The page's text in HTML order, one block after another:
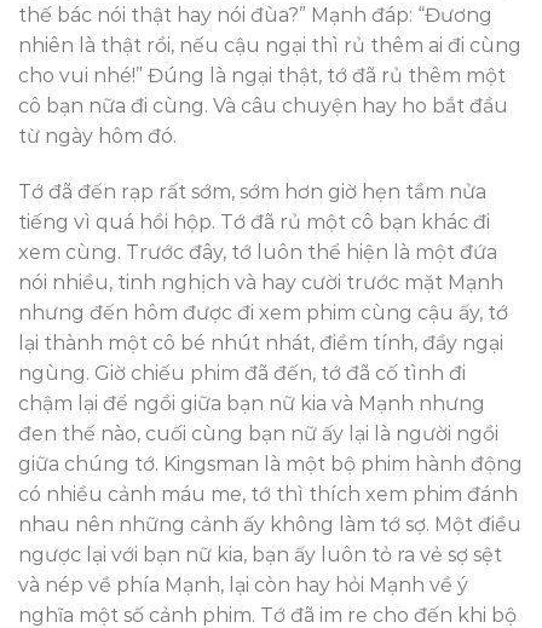
thế bác nói thật hay nói đùa?” Mạnh đáp: “Đương
nhiên là thật rồi, nếu cậu ngại thì rủ thêm ai đi cùng
cho vui nhé!” Đúng là ngại thật, tớ đã rủ thêm một
cô bạn nữa đi cùng. Và câu chuyện hay ho bắt đầu
từ ngày hôm đó.
Tớ đã đến rạp rất sớm, sớm hơn giờ hẹn tầm nửa
tiếng vì quá hồi hộp. Tớ đã rủ một cô bạn khác đi
xem cùng. Trước đây, tớ luôn thể hiện là một đứa
nói nhiều, tinh nghịch và hay cười trước mặt Mạnh
nhưng đến hôm được đi xem phim cùng cậu ấy, tớ
lại thành một cô bé nhút nhát, điềm tính, đầy ngại
ngùng. Giờ chiếu phim đã đến, tớ đã cố tình đi
chậm lại để ngồi giữa bạn nữ kia và Mạnh nhưng
đen thế nào, cuối cùng bạn nữ ấy lại là người ngồi
giữa chúng tớ. Kingsman là một bộ phim hành động
có nhiều cảnh máu me, tớ thì thích xem phim đánh
nhau nên những cảnh ấy không làm tớ sợ. Một điều
ngược lại với bạn nữ kia, bạn ấy luôn tỏ ra vẻ sợ sệt
và nép về phía Mạnh, lại còn hay hỏi Mạnh về ý
nghĩa một số cảnh phim. Tớ đã im re cho đến khi bộ